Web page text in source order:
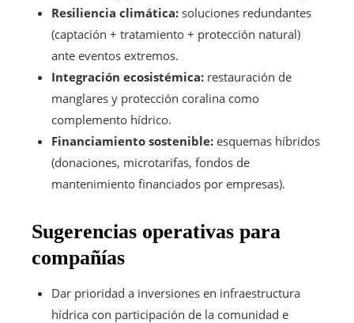
Resiliencia climática: soluciones redundantes
(captación + tratamiento + protección natural)
ante eventos extremos.
Integración ecosistémica: restauración de
manglares y protección coralina como
complemento hídrico.
Financiamiento sostenible: esquemas híbridos
(donaciones, microtarifas, fondos de
mantenimiento financiados por empresas).
Sugerencias operativas para
compañías
Dar prioridad a inversiones en infraestructura
hídrica con participación de la comunidad e